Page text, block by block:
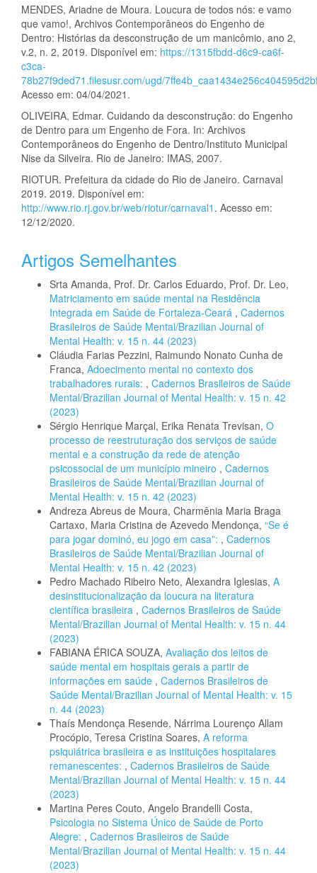
MENDES, Ariadne de Moura. Loucura de todos nós: e vamo
que vamo!, Archivos Contemporâneos do Engenho de
Dentro: Histórias da desconstrução de um manicômio, ano 2,
v.2, n. 2, 2019. Disponível em: https://1315fbdd-d6c9-ca6f-
c3ca-
78b27f9ded71.filesusr.com/ugd/
Acesso em: 04/04/2021.
OLIVEIRA, Edmar. Cuidando da desconstrução: do Engenho
de Dentro para um Engenho de Fora. In: Archivos
Contemporâneos do Engenho de Dentro/Instituto Municipal
Nise da Silveira. Rio de Janeiro: IMAS, 2007.
RIOTUR. Prefeitura da cidade do Rio de Janeiro. Carnaval
2019. 2019. Disponível em:
http://www.rio.rj.gov.br/web/riotur/carnaval1 . Acesso em:
12/12/2020.
Artigos Semelhantes
Srta Amanda, Prof. Dr. Carlos Eduardo, Prof. Dr. Leo,
Matriciamento em saúde mental na Residência
Integrada em Saúde de Fortaleza-Ceará , Cadernos
Brasileiros de Saúde Mental/Brazilian Journal of
Mental Health: v. 15 n. 44 (2023)
Cláudia Farias Pezzini, Raimundo Nonato Cunha de
Franca, Adoecimento mental no contexto dos
trabalhadores rurais: , Cadernos Brasileiros de Saúde
Mental/Brazilian Journal of Mental Health: v. 15 n. 42
(2023)
Sérgio Henrique Marçal, Erika Renata Trevisan, O
processo de reestruturação dos serviços de saúde
mental e a construção da rede de atenção
psicossocial de um município mineiro , Cadernos
Brasileiros de Saúde Mental/Brazilian Journal of
Mental Health: v. 15 n. 42 (2023)
Andreza Abreus de Moura, Charmênia Maria Braga
Cartaxo, Maria Cristina de Azevedo Mendonça, “Se é
para jogar dominó, eu jogo em casa”: , Cadernos
Brasileiros de Saúde Mental/Brazilian Journal of
Mental Health: v. 15 n. 42 (2023)
Pedro Machado Ribeiro Neto, Alexandra Iglesias, A
desinstitucionalização da loucura na literatura
científica brasileira , Cadernos Brasileiros de Saúde
Mental/Brazilian Journal of Mental Health: v. 15 n. 44
(2023)
FABIANA ÉRICA SOUZA, Avaliação dos leitos de
saúde mental em hospitais gerais a partir de
informações em saúde , Cadernos Brasileiros de
Saúde Mental/Brazilian Journal of Mental Health: v. 15
n. 44 (2023)
Thaís Mendonça Resende, Nárrima Lourenço Allam
Procópio, Teresa Cristina Soares, A reforma
psiquiátrica brasileira e as instituições hospitalares
remanescentes: , Cadernos Brasileiros de Saúde
Mental/Brazilian Journal of Mental Health: v. 15 n. 44
(2023)
Martina Peres Couto, Angelo Brandelli Costa,
Psicologia no Sistema Único de Saúde de Porto
Alegre: , Cadernos Brasileiros de Saúde
Mental/Brazilian Journal of Mental Health: v. 15 n. 44
(2023)